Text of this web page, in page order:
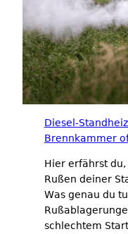
Diesel-
Brennkammer
Hier erfährst
Rußen deiner
Was genau du
schlechtem